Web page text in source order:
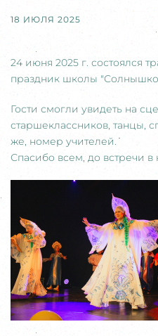
18 ИЮЛЯ 2025
24 июня 2025 г. состоялся
праздник школы
Гости смогли увидеть на
старшеклассников, танцы,
же, номер учителей.
Спасибо всем, до встречи